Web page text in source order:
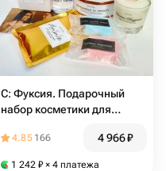
С: Фуксия. Подарочный
набор косметики для
4.85 166 4 966₽
1 242 ₽ × 4 платежа